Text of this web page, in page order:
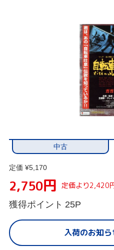
中古
定価 ¥5,170
2,750円 定価より2,420
獲得ポイント 25P
入荷のお知